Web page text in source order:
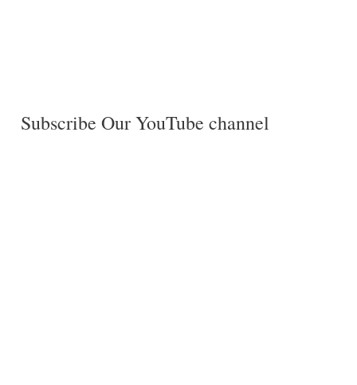
Subscribe Our YouTube channel